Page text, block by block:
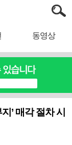
동영상
’ 매각 절차 시